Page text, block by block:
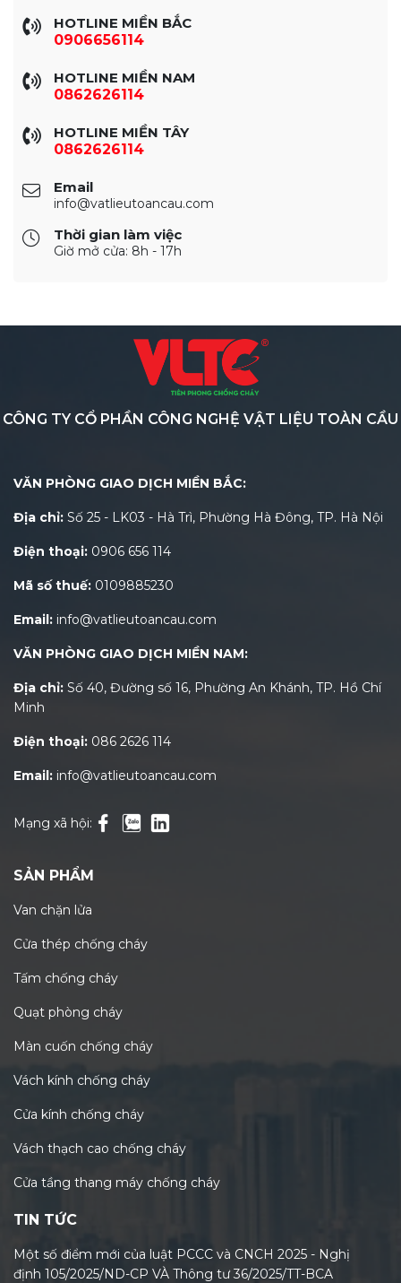
HOTLINE MIỀN BẮC
0906656114
HOTLINE MIỀN NAM
0862626114
HOTLINE MIỀN TÂY
0862626114
Email
info@vatlieutoancau.com
Thời gian làm việc
Giờ mở cửa: 8h - 17h
CÔNG TY CỔ PHẦN CÔNG NGHỆ VẬT LIỆU TOÀN CẦU
VĂN PHÒNG GIAO DỊCH MIỀN BẮC:
Địa chỉ: Số 25 - LK03 - Hà Trì, Phường Hà Đông, TP. Hà Nội
Điện thoại: 0906 656 114
Mã số thuế: 0109885230
Email: info@vatlieutoancau.com
VĂN PHÒNG GIAO DỊCH MIỀN NAM:
Địa chỉ: Số 40, Đường số 16, Phường An Khánh, TP. Hồ Chí
Minh
Điện thoại: 086 2626 114
Email: info@vatlieutoancau.com
Mạng xã hội:
SẢN PHẨM
Van chặn lửa
Cửa thép chống cháy
Tấm chống cháy
Quạt phòng cháy
Màn cuốn chống cháy
Vách kính chống cháy
Cửa kính chống cháy
Vách thạch cao chống cháy
Cửa tầng thang máy chống cháy
TIN TỨC
Một số điểm mới của luật PCCC và CNCH 2025 - Nghị
định 105/2025/ND-CP VÀ Thông tư 36/2025/TT-BCA